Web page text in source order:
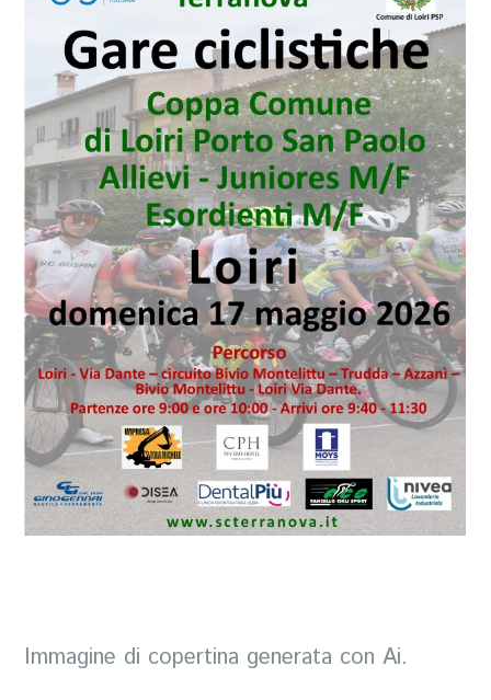
Immagine di copertina generata con Ai.